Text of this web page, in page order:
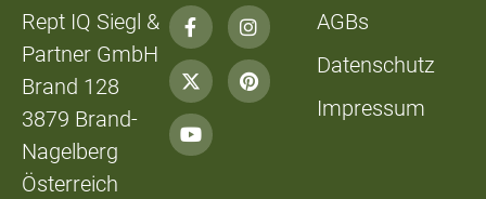
Rept IQ Siegl &
Partner GmbH
Brand 128
3879 Brand-
Nagelberg
Österreich
AGBs
Datenschutz
Impressum